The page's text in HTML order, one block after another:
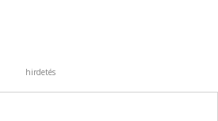
hirdetés